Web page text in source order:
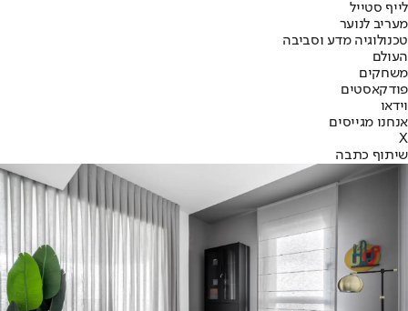
לייף סטייל
מעריב לנוער
טכנולוגיה מדע וסביבה
העולם
משחקים
פודקאסטים
וידאו
אנחנו מגייסים
X
שיתוף כתבה